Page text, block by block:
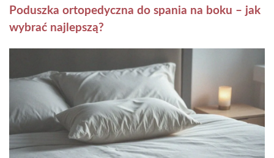
Poduszka ortopedyczna do spania na boku – jak
wybrać najlepszą?